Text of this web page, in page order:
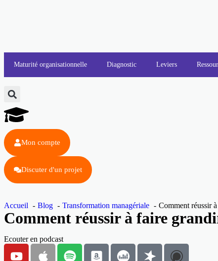
Maturité organisationnelle Diagnostic Leviers
Mon compte
Discuter d'un projet
Accueil Blog Transformation managériale Comment réussir
Comment réussir à faire
Ecouter en podcast